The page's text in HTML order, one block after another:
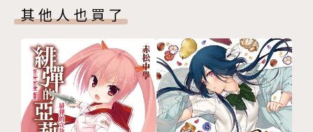
其他人也買了